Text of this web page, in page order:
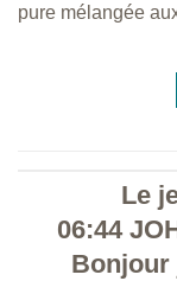
pure mélangée
Le
06:44
Bonjour